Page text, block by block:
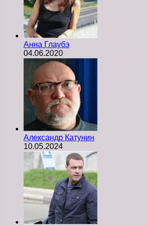
Анна Глаубэ
04.06.2020
Александр Катунин
10.05.2024